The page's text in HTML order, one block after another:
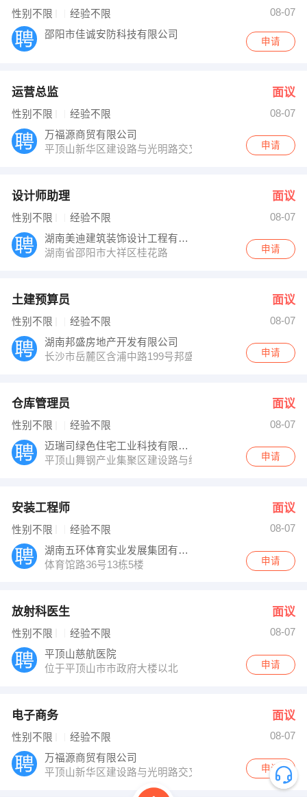
性别不限 经验不限
08-07
邵阳市佳诚安防科技有限公司
申请
运营总监 面议
性别不限 经验不限
08-07
万福源商贸有限公司
平顶山新华区建设路与光明路交叉口蓝鲸国际展示中心3
申请
设计师助理 面议
性别不限 经验不限
08-07
湖南美迪建筑装饰设计工程有限公司邵阳分公
湖南省邵阳市大祥区桂花路
申请
土建预算员 面议
性别不限 经验不限
08-07
湖南邦盛房地产开发有限公司
长沙市岳麓区含浦中路199号邦盛水岸御园营销中心
申请
仓库管理员 面议
性别不限 经验不限
08-07
迈瑞司绿色住宅工业科技有限公司
平顶山舞钢产业集聚区建设路与纬五路交叉口
申请
安装工程师 面议
性别不限 经验不限
08-07
湖南五环体育实业发展集团有限公司
体育馆路36号13栋5楼
申请
放射科医生 面议
性别不限 经验不限
08-07
平顶山慈航医院
位于平顶山市市政府大楼以北
申请
电子商务 面议
性别不限 经验不限
08-07
万福源商贸有限公司
平顶山新华区建设路与光明路交叉口蓝鲸国际展示中心3
申请